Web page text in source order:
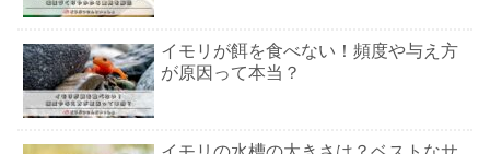
イモリが餌を食べない！頻度や与え方
が原因って本当？